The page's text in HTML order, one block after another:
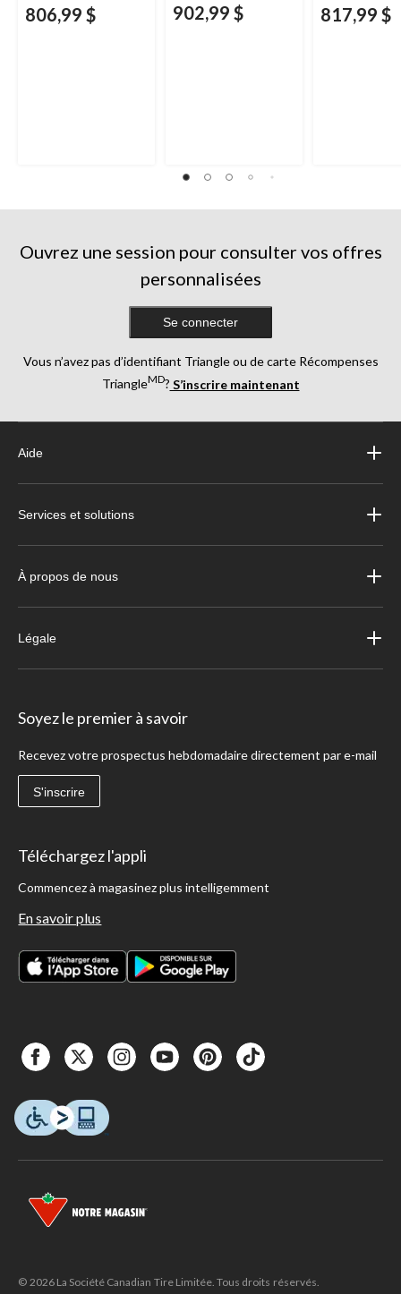
806,99 $
902,99 $
817,99 $
Ouvrez une session pour consulter vos offres
personnalisées
Se connecter
Vous n’avez pas d’identifiant Triangle ou de carte Récompenses
TriangleMD? S’inscrire maintenant
Aide
Services et solutions
À propos de nous
Légale
Soyez le premier à savoir
Recevez votre prospectus hebdomadaire directement par e-mail
S'inscrire
Téléchargez l'appli
Commencez à magasinez plus intelligemment
En savoir plus
© 2026 La Société Canadian Tire Limitée. Tous droits réservés.